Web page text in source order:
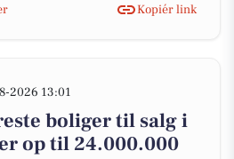
Kopiér link
2026 13:01
boliger til salg i
op til 24.000.000